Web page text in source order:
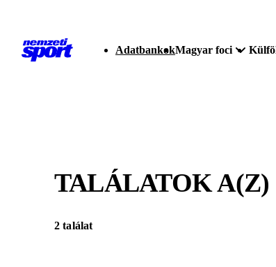
AdatbankokMagyar foci
TALÁLATOK A(Z)
2 találat